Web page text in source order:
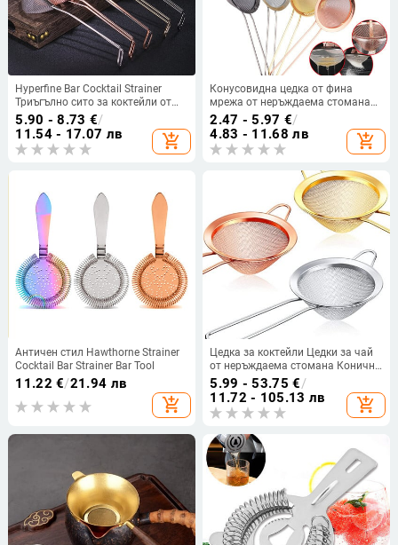
Hyperfine Bar Cocktail Strainer
Триъгълно сито за коктейли от
неръждаема стомана 304 за
премахване на парчета от фини
мрежести цедки за сок
5.90 - 8.73 €/
11.54 - 17.07 лв
add_shopping_cart
Конусовидна цедка от фина
мрежа от неръждаема стомана
Цедка за коктейлен бар Премиум
мрежеста конична цедка за
коктейли
2.47 - 5.97 €/
4.83 - 11.68 лв
add_shopping_cart
Античен стил Hawthorne Strainer
Cocktail Bar Strainer Bar Tool
11.22 €/21.94 лв
add_shopping_cart
Цедка за коктейли Цедки за чай
от неръждаема стомана Конични
цедки за храна Цедка с фина
мрежа Практичен инструмент за
цедка за бар
5.99 - 53.75 €/
11.72 - 105.13 лв
add_shopping_cart